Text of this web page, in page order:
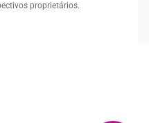
proprietários.